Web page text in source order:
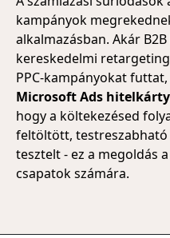
kampányok
alkalmazásban. Akár
kereskedelmi
PPC-kampányokat futtat,
Microsoft Ads
hogy a költekezésed
feltöltött,
tesztelt - ez a megoldás
csapatok számára.